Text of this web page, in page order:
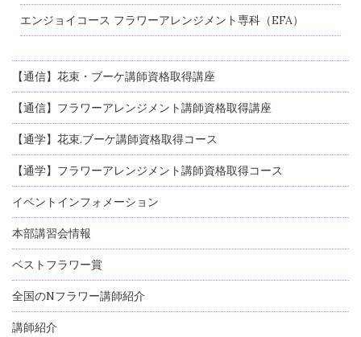
エンジョイコース フラワーアレンジメント専科（EFA）
【通信】花束・ブーケ講師資格取得講座
【通信】フラワーアレンジメント講師資格取得講座
【通学】花束.ブーケ講師資格取得コース
【通学】フラワーアレンジメント講師資格取得コース
イベントインフォメーション
本部講習会情報
ベストフラワー賞
全国のNフラワー講師紹介
講師紹介